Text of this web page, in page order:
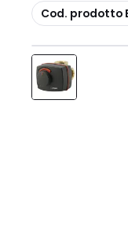
copia
Cod. prodotto